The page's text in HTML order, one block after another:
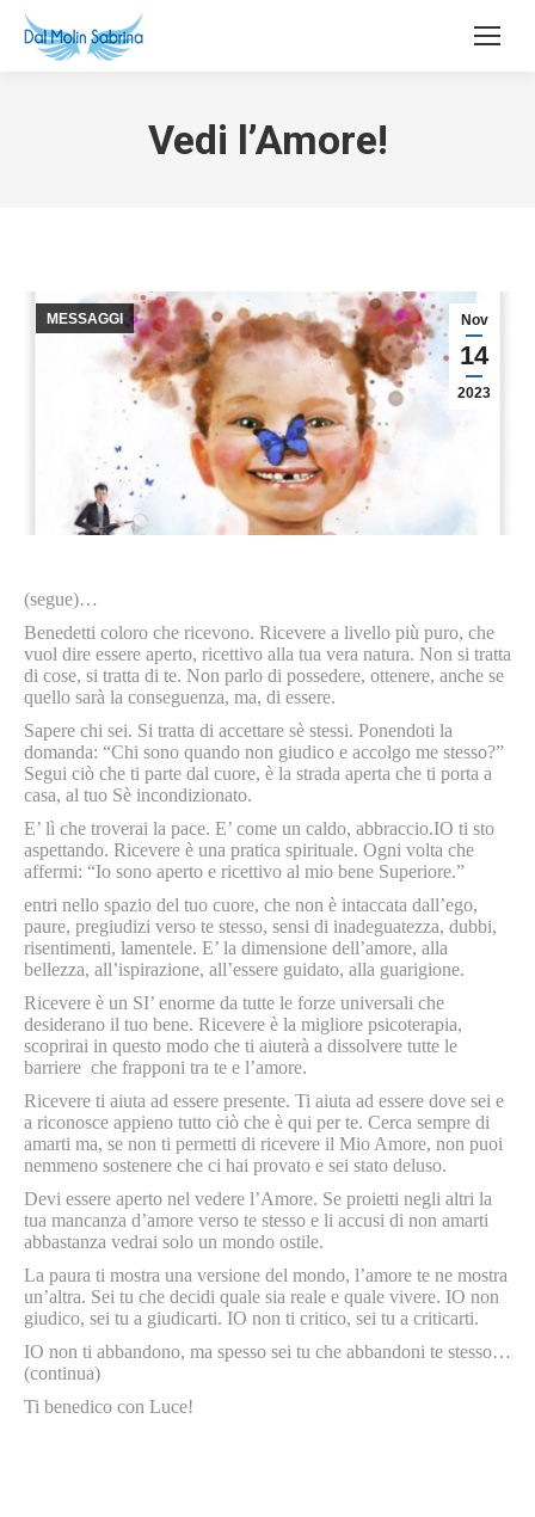
Vedi l’Amore!
Nov
14
2023
MESSAGGI
(segue)…
Benedetti coloro che ricevono. Ricevere a livello più puro, che
vuol dire essere aperto, ricettivo alla tua vera natura. Non si tratta
di cose, si tratta di te. Non parlo di possedere, ottenere, anche se
quello sarà la conseguenza, ma, di essere.
Sapere chi sei. Si tratta di accettare sè stessi. Ponendoti la
domanda: “Chi sono quando non giudico e accolgo me stesso?”
Segui ciò che ti parte dal cuore, è la strada aperta che ti porta a
casa, al tuo Sè incondizionato.
E’ lì che troverai la pace. E’ come un caldo, abbraccio.IO ti sto
aspettando. Ricevere è una pratica spirituale. Ogni volta che
affermi: “Io sono aperto e ricettivo al mio bene Superiore.”
entri nello spazio del tuo cuore, che non è intaccata dall’ego,
paure, pregiudizi verso te stesso, sensi di inadeguatezza, dubbi,
risentimenti, lamentele. E’ la dimensione dell’amore, alla
bellezza, all’ispirazione, all’essere guidato, alla guarigione.
Ricevere è un SI’ enorme da tutte le forze universali che
desiderano il tuo bene. Ricevere è la migliore psicoterapia,
scoprirai in questo modo che ti aiuterà a dissolvere tutte le
barriere che frapponi tra te e l’amore.
Ricevere ti aiuta ad essere presente. Ti aiuta ad essere dove sei e
a riconosce appieno tutto ciò che è qui per te. Cerca sempre di
amarti ma, se non ti permetti di ricevere il Mio Amore, non puoi
nemmeno sostenere che ci hai provato e sei stato deluso.
Devi essere aperto nel vedere l’Amore. Se proietti negli altri la
tua mancanza d’amore verso te stesso e li accusi di non amarti
abbastanza vedrai solo un mondo ostile.
La paura ti mostra una versione del mondo, l’amore te ne mostra
un’altra. Sei tu che decidi quale sia reale e quale vivere. IO non
giudico, sei tu a giudicarti. IO non ti critico, sei tu a criticarti.
IO non ti abbandono, ma spesso sei tu che abbandoni te stesso…
(continua)
Ti benedico con Luce!